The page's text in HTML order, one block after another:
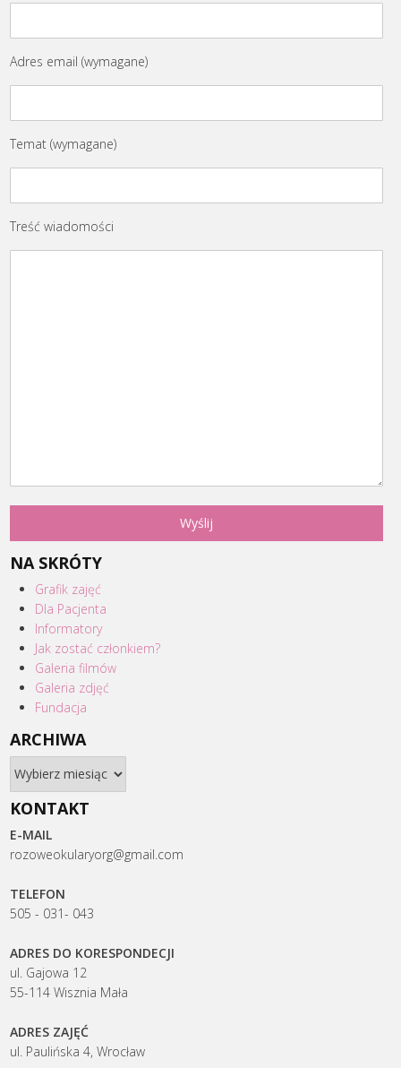
Adres email (wymagane)
Temat (wymagane)
Treść wiadomości
NA SKRÓTY
Grafik zajęć
Dla Pacjenta
Informatory
Jak zostać członkiem?
Galeria filmów
Galeria zdjęć
Fundacja
ARCHIWA
Archiwa
KONTAKT
E-MAIL
rozoweokularyorg@gmail.com
TELEFON
505 - 031- 043
ADRES DO KORESPONDECJI
ul. Gajowa 12
55-114 Wisznia Mała
ADRES ZAJĘĆ
ul. Paulińska 4, Wrocław